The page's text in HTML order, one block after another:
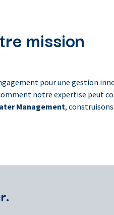
mission
pour une gestion
notre expertise peut
Management,